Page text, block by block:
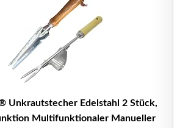
Unkrautstecher Edelstahl 2 Stück,
Multifunktionaler Manueller